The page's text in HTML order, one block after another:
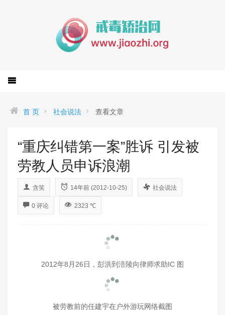
首 页 社会说法 查看文章
“重庆纠错第一案”胜诉 引发被
劳教人员申诉浪潮
含笑 14年前 (2012-10-25) 社会说法
0 评论 2323 ℃
2012年8月26日，彭洪到涪陵向律师求助IC 图
被劳教前的任建宇在户外游玩网络截图